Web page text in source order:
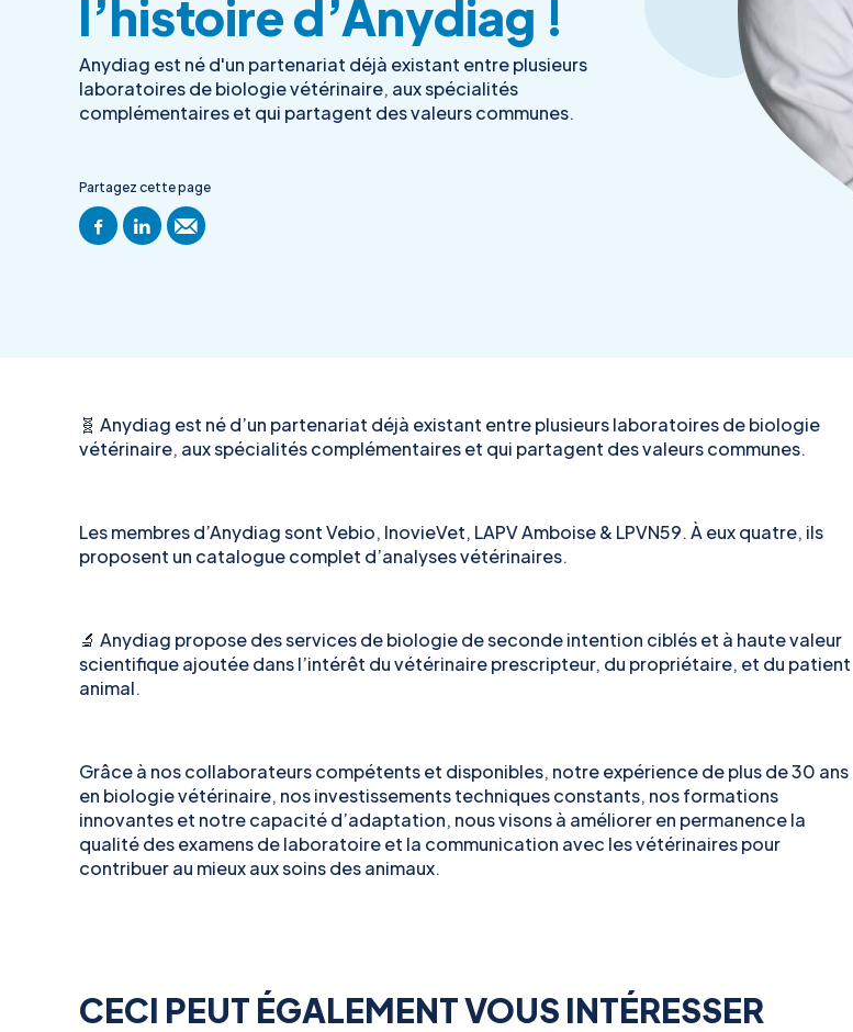
l’histoire d’Anydiag !
Anydiag est né d'un partenariat déjà existant entre plusieurs
laboratoires de biologie vétérinaire, aux spécialités
complémentaires et qui partagent des valeurs communes.
Partagez cette page
🧬 Anydiag est né d’un partenariat déjà existant entre plusieurs laboratoires de biologie
vétérinaire, aux spécialités complémentaires et qui partagent des valeurs communes.
Les membres d’Anydiag sont Vebio, InovieVet, LAPV Amboise & LPVN59. À eux quatre, ils
proposent un catalogue complet d’analyses vétérinaires.
🔬 Anydiag propose des services de biologie de seconde intention ciblés et à haute valeur
scientifique ajoutée dans l’intérêt du vétérinaire prescripteur, du propriétaire, et du patient
animal.
Grâce à nos collaborateurs compétents et disponibles, notre expérience de plus de 30 ans
en biologie vétérinaire, nos investissements techniques constants, nos formations
innovantes et notre capacité d’adaptation, nous visons à améliorer en permanence la
qualité des examens de laboratoire et la communication avec les vétérinaires pour
contribuer au mieux aux soins des animaux.
CECI PEUT ÉGALEMENT VOUS INTÉRESSER